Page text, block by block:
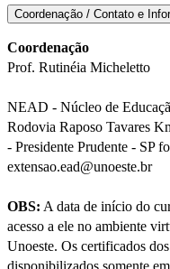
Coordenação / Contato e
Coordenação
Prof. Rutinéia Micheletto
NEAD - Núcleo de
Rodovia Raposo Tavares
- Presidente Prudente - SP
extensao.ead@unoeste.br
OBS: A data de início do
acesso a ele no ambiente
Unoeste. Os certificados